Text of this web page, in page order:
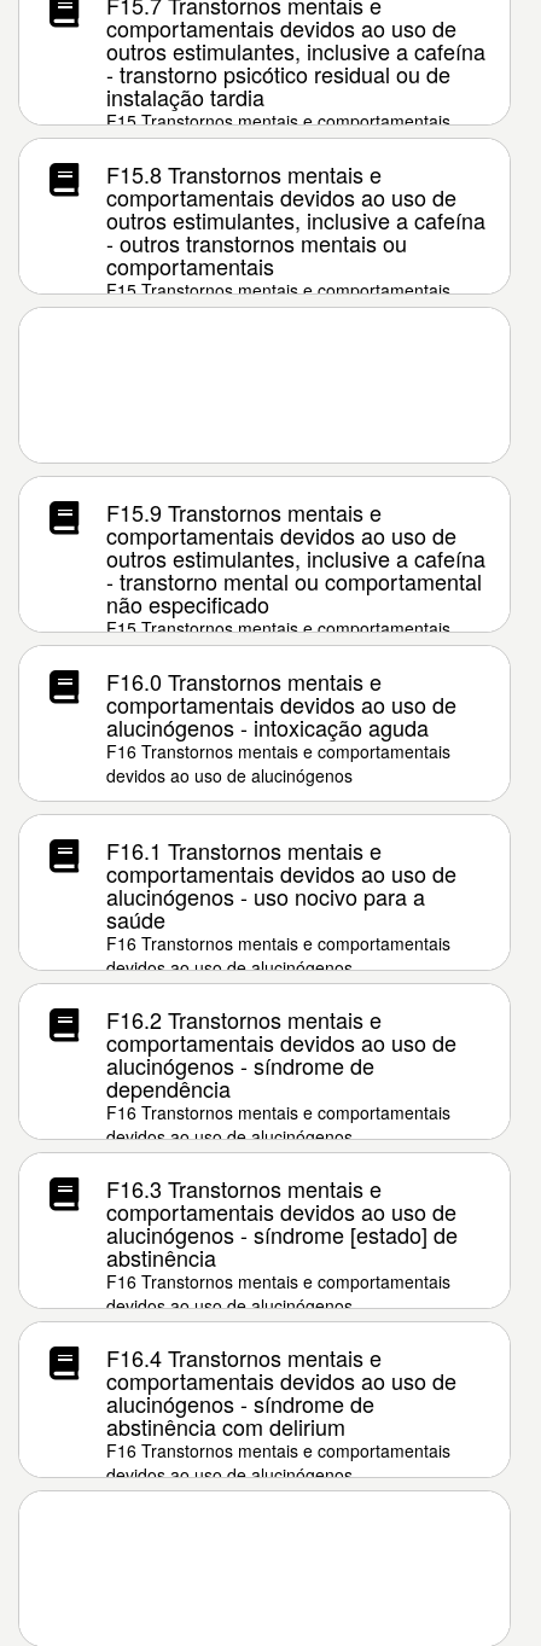
comportamentais devidos ao uso de
outros estimulantes, inclusive a cafeína
- transtorno psicótico residual ou de
instalação tardia
F15 Transtornos mentais e comportamentais
devidos ao uso de outros estimulantes, inclusive
a cafeína
F15.8 Transtornos mentais e
comportamentais devidos ao uso de
outros estimulantes, inclusive a cafeína
- outros transtornos mentais ou
comportamentais
F15 Transtornos mentais e comportamentais
devidos ao uso de outros estimulantes, inclusive
F15.9 Transtornos mentais e
comportamentais devidos ao uso de
outros estimulantes, inclusive a cafeína
- transtorno mental ou comportamental
não especificado
F15 Transtornos mentais e comportamentais
devidos ao uso de outros estimulantes, inclusive
a cafeína
F16.0 Transtornos mentais e
comportamentais devidos ao uso de
alucinógenos - intoxicação aguda
F16 Transtornos mentais e comportamentais
devidos ao uso de alucinógenos
F16.1 Transtornos mentais e
comportamentais devidos ao uso de
alucinógenos - uso nocivo para a
saúde
F16 Transtornos mentais e comportamentais
devidos ao uso de alucinógenos
F16.2 Transtornos mentais e
comportamentais devidos ao uso de
alucinógenos - síndrome de
dependência
F16 Transtornos mentais e comportamentais
devidos ao uso de alucinógenos
F16.3 Transtornos mentais e
comportamentais devidos ao uso de
alucinógenos - síndrome [estado] de
abstinência
F16 Transtornos mentais e comportamentais
devidos ao uso de alucinógenos
F16.4 Transtornos mentais e
comportamentais devidos ao uso de
alucinógenos - síndrome de
abstinência com delirium
F16 Transtornos mentais e comportamentais
devidos ao uso de alucinógenos